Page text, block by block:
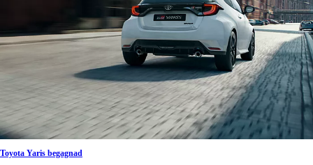
Toyota Yaris begagnad